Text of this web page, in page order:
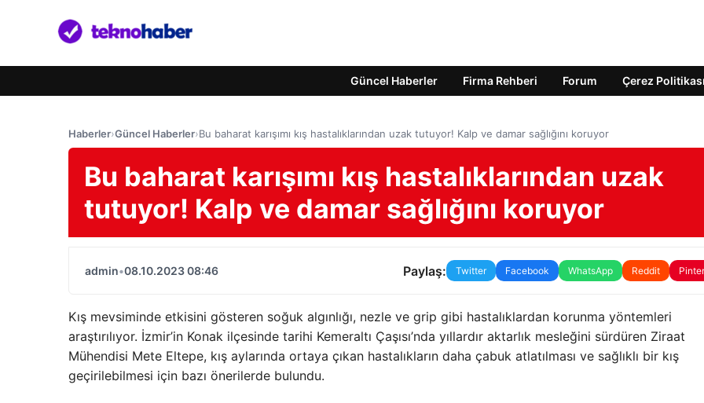
Güncel Haberler Firma Rehberi Forum Çerez Politikası
Haberler›Güncel Haberler›Bu baharat karışımı kış hastalıklarından uzak tutuyor! Kalp ve damar sağlığını koruyor
Bu baharat karışımı kış hastalıklarından uzak
tutuyor! Kalp ve damar sağlığını koruyor
admin•08.10.2023 08:46 Paylaş: Twitter Facebook WhatsApp Reddit
Kış mevsiminde etkisini gösteren soğuk algınlığı, nezle ve grip gibi hastalıklardan korunma yöntemleri
araştırılıyor. İzmir’in Konak ilçesinde tarihi Kemeraltı Çaşısı’nda yıllardır aktarlık mesleğini sürdüren Ziraat
Mühendisi Mete Eltepe, kış aylarında ortaya çıkan hastalıkların daha çabuk atlatılması ve sağlıklı bir kış
geçirilebilmesi için bazı önerilerde bulundu.